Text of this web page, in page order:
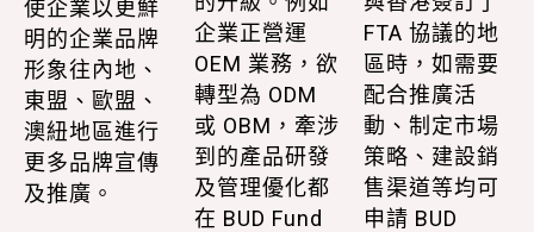
使企業以更鮮
明的企業品牌
形象往內地、
東盟、歐盟、
澳紐地區進行
更多品牌宣傳
及推廣。
企業正營運
OEM 業務，欲
轉型為 ODM
或 OBM，牽涉
到的產品研發
及管理優化都
在 BUD Fund
FTA 協議的地
區時，如需要
配合推廣活
動、制定市場
策略、建設銷
售渠道等均可
申請 BUD